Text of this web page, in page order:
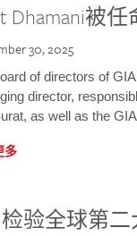
Dhamani被任
30, 2025
of directors of
director,
as well as the
多
检验全球第